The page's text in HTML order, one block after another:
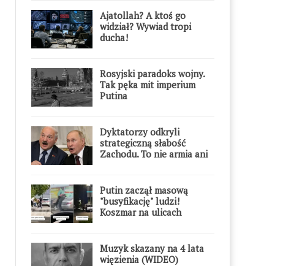
Ajatollah? A ktoś go
widział? Wywiad tropi
ducha!
Rosyjski paradoks wojny.
Tak pęka mit imperium
Putina
Dyktatorzy odkryli
strategiczną słabość
Zachodu. To nie armia ani
Putin zaczął masową
"busyfikację" ludzi!
Koszmar na ulicach
Muzyk skazany na 4 lata
więzienia (WIDEO)